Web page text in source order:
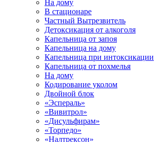
На дому
В стационаре
Частный Вытрезвитель
Детоксикация от алкоголя
Капельница от запоя
Капельница на дому
Капельница при интоксикации
Капельница от похмелья
На дому
Кодирование уколом
Двойной блок
«Эспераль»
«Вивитрол»
«Дисульфирам»
«Торпедо»
«Налтрексон»